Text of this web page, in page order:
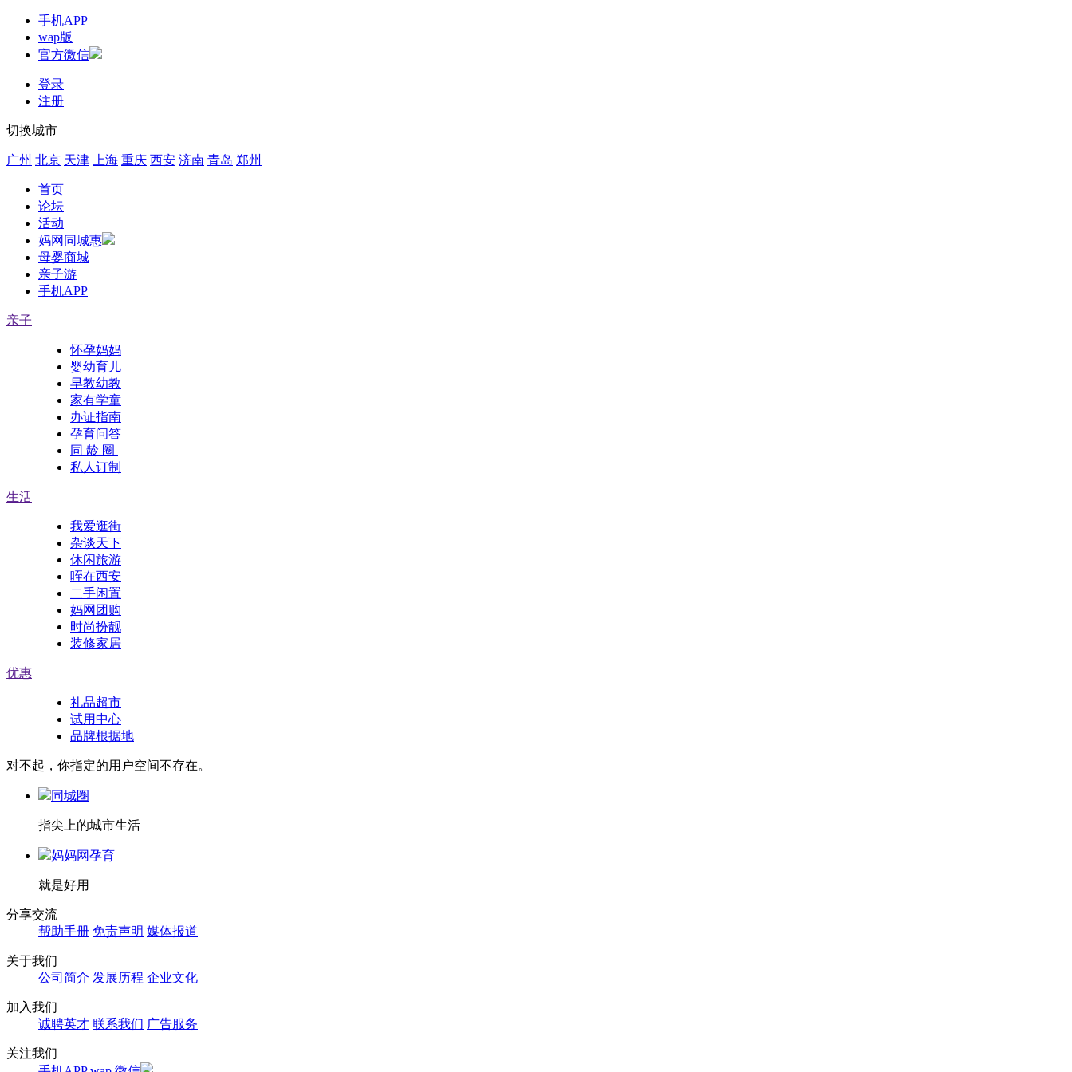
手机APP
wap版
官方微信
登录|
注册
切换城市
广州 北京 天津 上海 重庆 西安 济南 青岛 郑州
首页
论坛
活动
妈网同城惠
母婴商城
亲子游
手机APP
亲子
怀孕妈妈
婴幼育儿
早教幼教
家有学童
办证指南
孕育问答
同 龄 圈
私人订制
生活
我爱逛街
杂谈天下
休闲旅游
咥在西安
二手闲置
妈网团购
时尚扮靓
装修家居
优惠
礼品超市
试用中心
品牌根据地
对不起，你指定的用户空间不存在。
同城圈
指尖上的城市生活
妈妈网孕育
就是好用
分享交流
帮助手册 免责声明 媒体报道
关于我们
公司简介 发展历程 企业文化
加入我们
诚聘英才 联系我们 广告服务
关注我们